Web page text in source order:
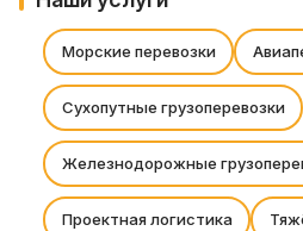
Морские перевозки
Сухопутные грузоперевозки
Железнодорожные
Проектная логистика